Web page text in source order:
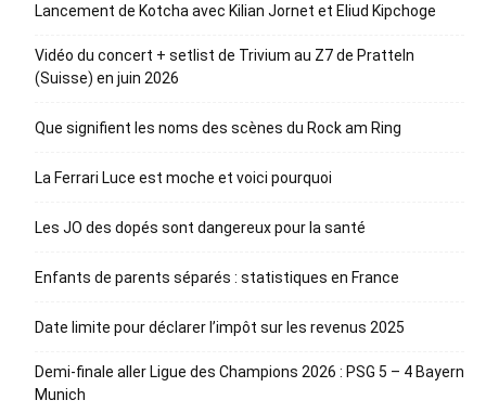
Lancement de Kotcha avec Kilian Jornet et Eliud Kipchoge
Vidéo du concert + setlist de Trivium au Z7 de Pratteln
(Suisse) en juin 2026
Que signifient les noms des scènes du Rock am Ring
La Ferrari Luce est moche et voici pourquoi
Les JO des dopés sont dangereux pour la santé
Enfants de parents séparés : statistiques en France
Date limite pour déclarer l’impôt sur les revenus 2025
Demi-finale aller Ligue des Champions 2026 : PSG 5 – 4 Bayern
Munich